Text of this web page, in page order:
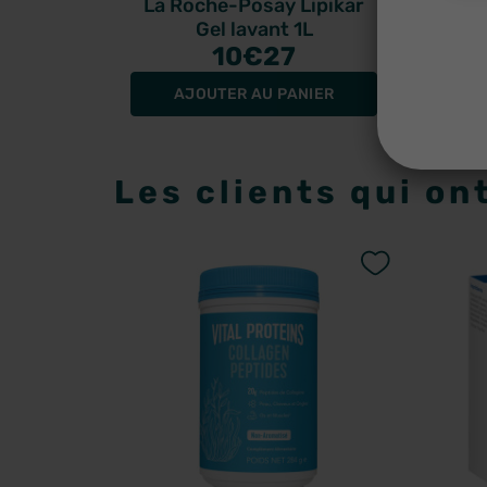
La Roche-Posay Lipikar
Gel lavant 1L
10€27
AJOUTER AU PANIER
Les clients qui